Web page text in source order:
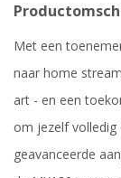
Met een
naar home
art - en een
om jezelf
geavanceerde